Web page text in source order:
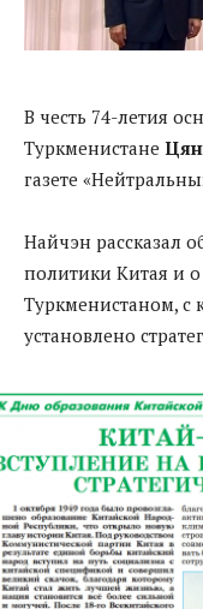
В честь 74-летия
Туркменистане
газете
Найчэн рассказал
политики Китая и о
Туркменистаном, с
установлено